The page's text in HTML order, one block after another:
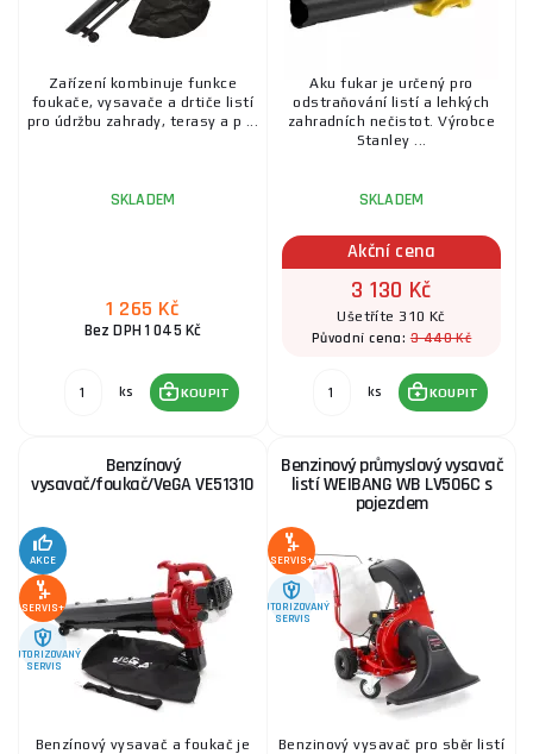
Zařízení kombinuje funkce
foukače, vysavače a drtiče listí
pro údržbu zahrady, terasy a p ...
SKLADEM
1 265 Kč
Bez DPH 1 045 Kč
ks KOUPIT
Aku fukar je určený pro
odstraňování listí a lehkých
zahradních nečistot. Výrobce
Stanley ...
SKLADEM
Akční cena
3 130 Kč
Ušetříte 310 Kč
Původní cena:3 440 Kč
ks KOUPIT
Benzínový
vysavač/foukač/VeGA VE51310
AKCE
SERVIS+
AUTORIZOVANÝ
SERVIS
Benzínový vysavač a foukač je
Benzinový průmyslový vysavač
listí WEIBANG WB LV506C s
pojezdem
SERVIS+
AUTORIZOVANÝ
SERVIS
Benzinový vysavač pro sběr listí